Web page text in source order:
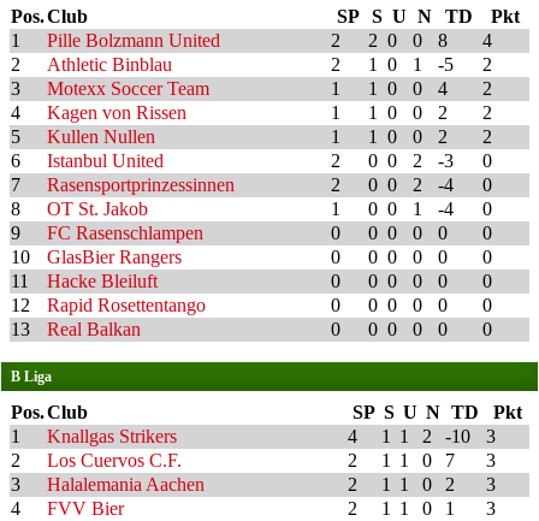
Pos.Club SP S U N TD
Pkt
1
Pille Bolzmann United 2 2 0 0 8
4
2
Athletic Binblau 2 1 0 1 -5
2
3
Motexx Soccer Team 1 1 0 0 4
2
4
Kagen von Rissen 1 1 0 0 2
2
5
Kullen Nullen 1 1 0 0 2
2
6
Istanbul United 2 0 0 2 -3
0
7
Rasensportprinzessinnen 2 0 0 2 -4
0
8
OT St. Jakob 1 0 0 1 -4
0
9
FC Rasenschlampen 0 0 0 0 0
0
10
GlasBier Rangers 0 0 0 0 0
0
11
Hacke Bleiluft 0 0 0 0 0
0
12
Rapid Rosettentango 0 0 0 0 0
0
13
Real Balkan 0 0 0 0 0 0
B Liga
Pos.Club SP S U N TD
Pkt
1
Knallgas Strikers 4 1 1 2 -10
3
2
Los Cuervos C.F. 2 1 1 0 7
3
3
Halalemania Aachen 2 1 1 0 2
3
4
FVV Bier 2 1 1 0 1
3